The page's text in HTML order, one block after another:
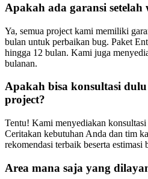
Apakah ada garansi setelah
Ya, semua project kami memiliki
bulan untuk perbaikan bug. Paket
hingga 12 bulan. Kami juga
bulanan.
Apakah bisa konsultasi
project?
Tentu! Kami menyediakan
Ceritakan kebutuhan Anda dan tim
rekomendasi terbaik beserta estimasi
Area mana saja yang